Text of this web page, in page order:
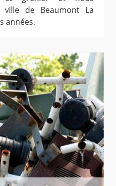
de Beaumont La
années.